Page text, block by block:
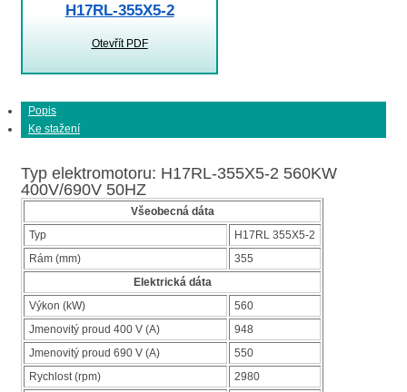
H17RL-355X5-2
Otevřít PDF
Popis
Ke stažení
Typ elektromotoru: H17RL-355X5-2 560KW
400V/690V 50HZ
Všeobecná dáta
Typ
H17RL 355X5-2
Rám (mm)
355
Elektrická dáta
Výkon (kW)
560
Jmenovitý proud 400 V (A)
948
Jmenovitý proud 690 V (A)
550
Rychlost (rpm)
2980